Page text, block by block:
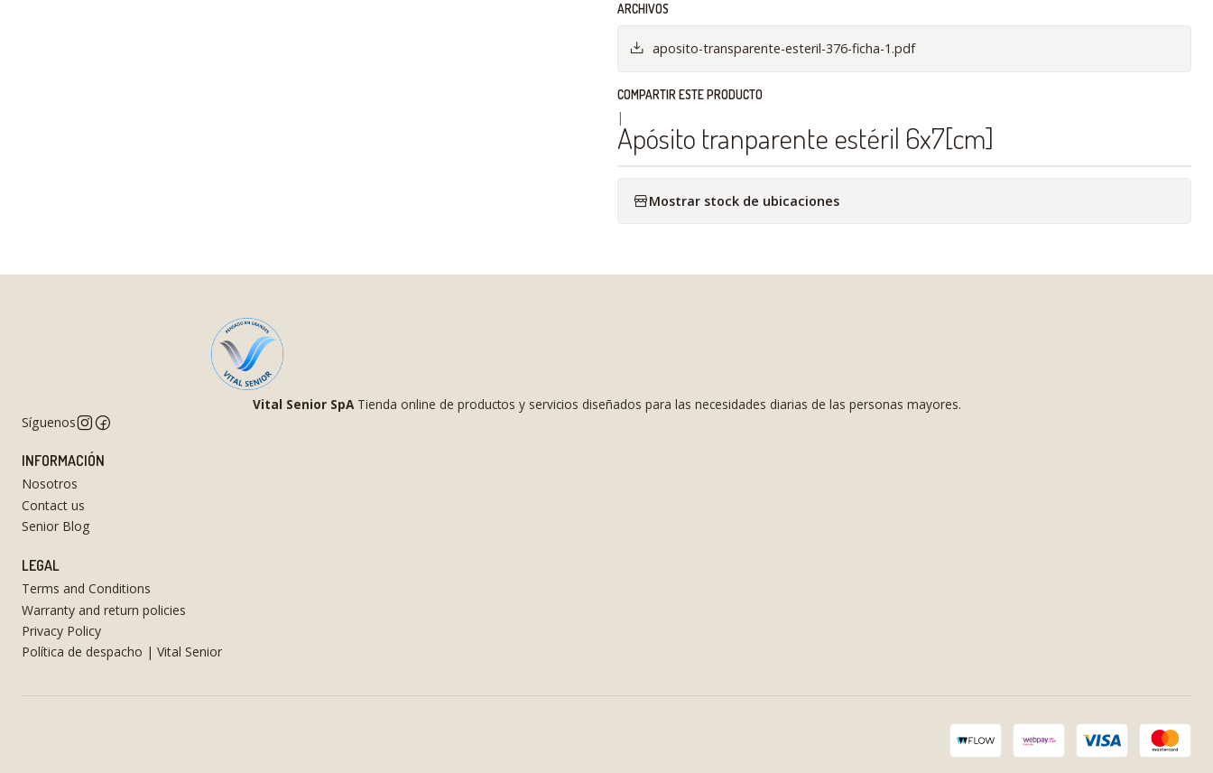
ARCHIVOS
aposito-transparente-esteril-376-ficha-1.pdf
COMPARTIR ESTE PRODUCTO
|
Apósito tranparente estéril 6x7[cm]
Mostrar stock de ubicaciones
Vital Senior SpATienda online de productos y servicios diseñados para las necesidades diarias de las personas mayores.
Síguenos
INFORMACIÓN
Nosotros
Contact us
Senior Blog
LEGAL
Terms and Conditions
Warranty and return policies
Privacy Policy
Política de despacho | Vital Senior